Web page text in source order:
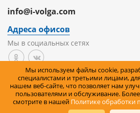
info@i-volga.com
Адреса офисов
Мы в социальных сетях
Политика организации в
персональных данных на сайте
Правила возврата товара
Мы используем файлы cookie,
специалистами и третьими лицами,
нашем веб-сайте, что позволяет нам
пользователями и обслуживание.
смотрите в нашей Политике обработки